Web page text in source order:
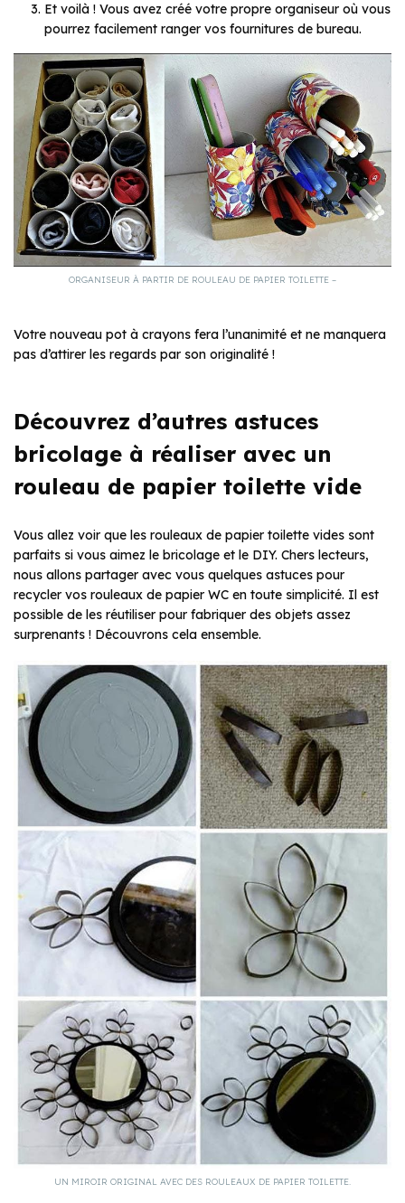
Et voilà ! Vous avez créé votre propre organiseur où vous
pourrez facilement ranger vos fournitures de bureau.
ORGANISEUR À PARTIR DE ROULEAU DE PAPIER TOILETTE –
Votre nouveau pot à crayons fera l’unanimité et ne manquera
pas d’attirer les regards par son originalité !
Découvrez d’autres astuces
bricolage à réaliser avec un
rouleau de papier toilette vide
Vous allez voir que les rouleaux de papier toilette vides sont
parfaits si vous aimez le bricolage et le DIY. Chers lecteurs,
nous allons partager avec vous quelques astuces pour
recycler vos rouleaux de papier WC en toute simplicité. Il est
possible de les réutiliser pour fabriquer des objets assez
surprenants ! Découvrons cela ensemble.
UN MIROIR ORIGINAL AVEC DES ROULEAUX DE PAPIER TOILETTE.